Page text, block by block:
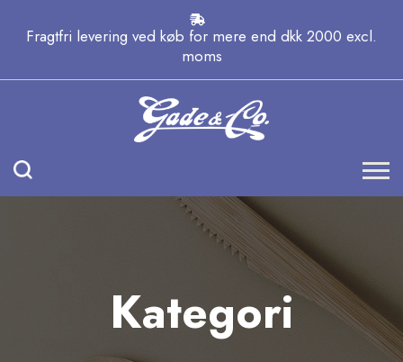
Fragtfri levering ved køb for mere end dkk 2000 excl.
moms
Kategori